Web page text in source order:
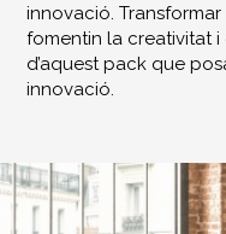
innovació.
fomentin la creativitat i
d’aquest pack que
innovació.